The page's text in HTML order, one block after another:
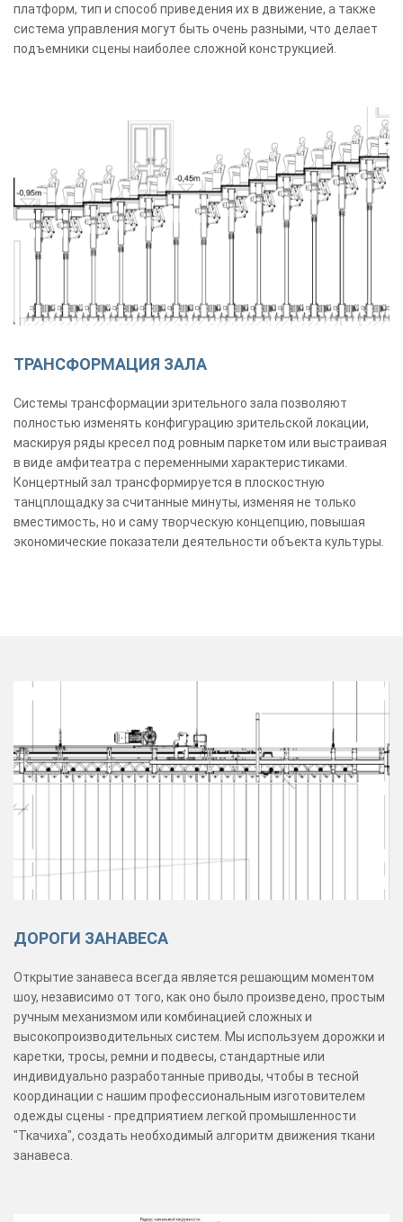
платформ, тип и способ приведения их в движение, а также
система управления могут быть очень разными, что делает
подъемники сцены наиболее сложной конструкцией.
ТРАНСФОРМАЦИЯ ЗАЛА
Системы трансформации зрительного зала позволяют
полностью изменять конфигурацию зрительской локации,
маскируя ряды кресел под ровным паркетом или выстраивая
в виде амфитеатра с переменными характеристиками.
Концертный зал трансформируется в плоскостную
танцплощадку за считанные минуты, изменяя не только
вместимость, но и саму творческую концепцию, повышая
экономические показатели деятельности объекта культуры.
ДОРОГИ ЗАНАВЕСА
Открытие занавеса всегда является решающим моментом
шоу, независимо от того, как оно было произведено, простым
ручным механизмом или комбинацией сложных и
высокопроизводительных систем. Мы используем дорожки и
каретки, тросы, ремни и подвесы, стандартные или
индивидуально разработанные приводы, чтобы в тесной
координации с нашим профессиональным изготовителем
одежды сцены - предприятием легкой промышленности
"Ткачиха", создать необходимый алгоритм движения ткани
занавеса.